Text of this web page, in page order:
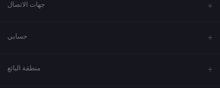
جهات الاتصال
العنوان
920033037
حسابي
تسجيل الدخول
منطقة البائع